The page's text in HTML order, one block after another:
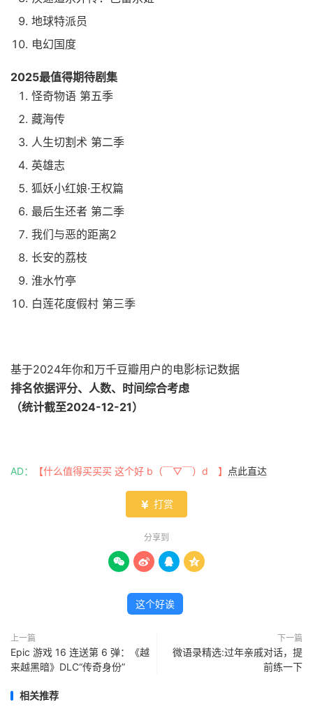
地球特派员
电幻国度
2025最值得期待剧集
怪奇物语 第五季
藏海传
人生切割术 第二季
英雄志
狐妖小红娘·王权篇
最后生还者 第二季
我们与恶的距离2
长安的荔枝
淮水竹亭
白莲花度假村 第三季
基于2024年你和万千豆瓣用户的电影标记数据
排名依据评分、人数、时间综合考虑
（统计截至2024-12-21）
AD： 【什么值得买买买 这个好 b（￣▽￣）d 】 点此直达
 打赏
分享到
   
这个好诶
上一篇
Epic 游戏 16 连送第 6 弹：《越
来越黑暗》DLC“传奇身份”
下一篇
微语录精选:过年亲戚对话，提
前练一下
相关推荐